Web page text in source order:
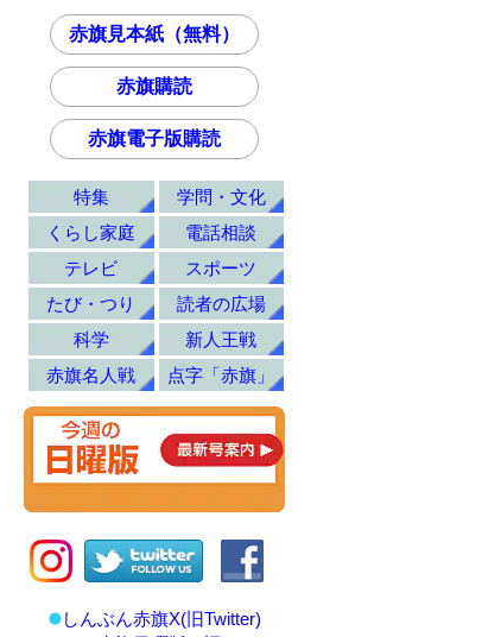
赤旗見本紙（無料）
赤旗購読
赤旗電子版購読
特集
学問・文化
くらし家庭
電話相談
テレビ
スポーツ
たび・つり
読者の広場
科学
新人王戦
赤旗名人戦
点字「赤旗」
しんぶん赤旗X(旧Twitter)